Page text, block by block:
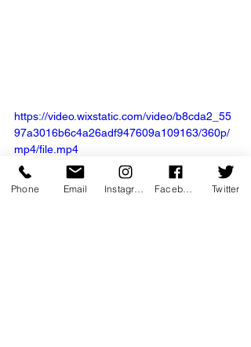
https://video.wixstatic.com/video/b8cda2_55
97a3016b6c4a26adf947609a109163/360p/
mp4/file.mp4
Phone Email Twitter